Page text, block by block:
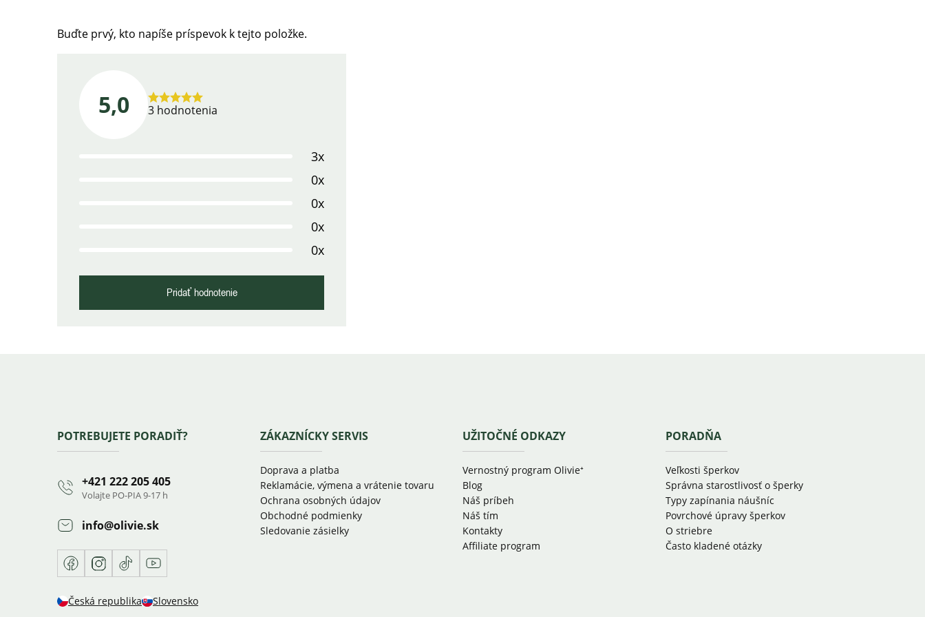
Buďte prvý, kto napíše príspevok k tejto položke.
5,0
Priemerné
3 hodnotenia
3x
0x
0x
0x
0x
Pridať hodnotenie
ZápätiePOTREBUJETE PORADIŤ?
+421 222 205 405
Volajte PO-PIA 9-17 h
info@olivie.sk
FacebookInstagram
TikTokYoutube
Česká republika Slovensko
ZÁKAZNÍCKY SERVIS
Doprava a platba
Reklamácie, výmena a vrátenie tovaru
Ochrana osobných údajov
Obchodné podmienky
Sledovanie zásielky
UŽITOČNÉ ODKAZY
Vernostný program Olivie⁺
Blog
Náš príbeh
Náš tím
Kontakty
Affiliate program
PORADŇA
Veľkosti šperkov
Správna starostlivosť o šperky
Typy zapínania náušníc
Povrchové úpravy šperkov
O striebre
Často kladené otázky